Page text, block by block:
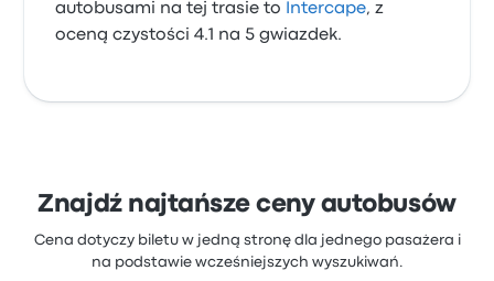
autobusami na tej trasie to
Intercape, z
oceną czystości 4.1 na 5 gwiazdek.
Znajdź najtańsze ceny autobusów
Cena dotyczy biletu w jedną stronę dla jednego pasażera i
na podstawie wcześniejszych wyszukiwań.